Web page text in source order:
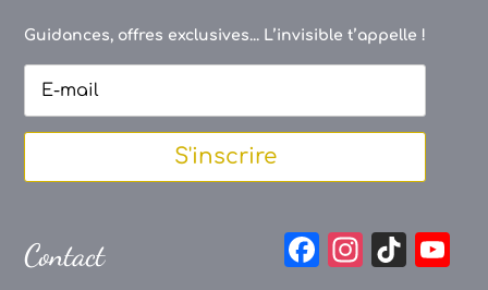
Guidances, offres exclusives... L’invisible t’appelle !
S'inscrire
Contact
F
In
Ti